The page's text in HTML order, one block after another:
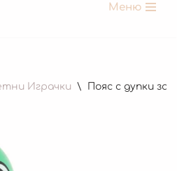
Меню
Играчки \ Пояс с дупки за